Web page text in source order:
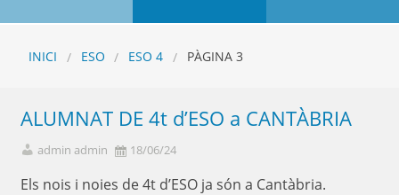
INICI ESO ESO 4 PÀGINA 3
ALUMNAT DE 4t d’ESO a CANTÀBRIA
admin admin 18/06/24
Els nois i noies de 4t d’ESO ja són a Cantàbria.